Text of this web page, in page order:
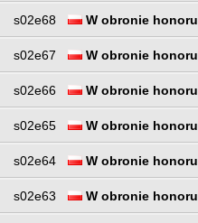
s02e68 W obronie honoru
s02e67 W obronie honoru
s02e66 W obronie honoru
s02e65 W obronie honoru
s02e64 W obronie honoru
s02e63 W obronie honoru